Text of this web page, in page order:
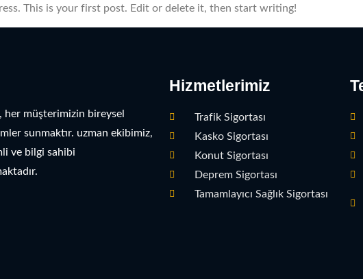
This is your first post. Edit or delete it, then start writing!
her müşterimizin bireysel
sunmaktır. uzman ekibimiz,
ve bilgi sahibi
Hizmetlerimiz
Trafik Sigortası
Kasko Sigortası
Konut Sigortası
Deprem Sigortası
Tamamlayıcı Sağlık Sigortası